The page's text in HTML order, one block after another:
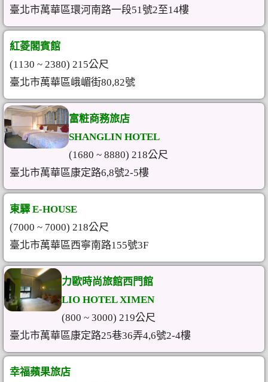
臺北市萬華區環河南路一段51號2至14樓
紅菱閣賓館
(1130 ~ 2380) 215公尺
臺北市萬華區峨嵋街80,82號
富粧商務旅店
SHANGLIN HOTEL
(1680 ~ 8880) 218公尺
臺北市萬華區康定路6,8號2-5樓
東驛 E-HOUSE
(7000 ~ 7000) 218公尺
臺北市萬華區西寧南路155號3F
力歐時尚旅館西門館
LIO HOTEL XIMEN
(800 ~ 3000) 219公尺
臺北市萬華區康定路25巷36弄4,6號2-4樓
幸福蘋果旅店